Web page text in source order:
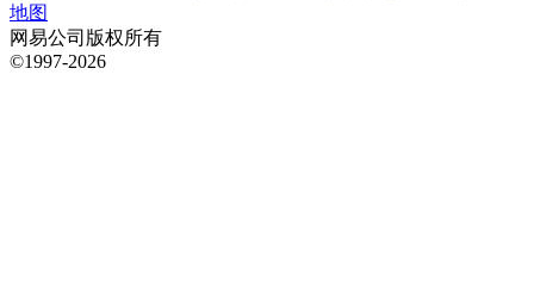
地图
网易公司版权所有
©1997-2026